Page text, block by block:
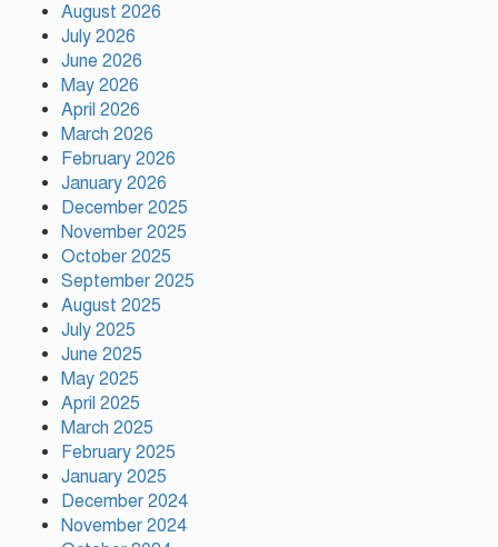
রাজবাড়ীতে স্টার্লিং সাবমেশিনগানসহ
দুই অস্ত্রধারী গ্রেপ্তার, ৩৪ রাউন্ড গুলি
August 2026
July 2026
June 2026
May 2026
April 2026
March 2026
February 2026
January 2026
December 2025
November 2025
October 2025
September 2025
August 2025
July 2025
June 2025
May 2025
April 2025
March 2025
February 2025
January 2025
December 2024
November 2024